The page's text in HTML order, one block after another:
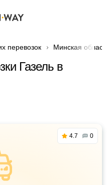
перевозок Минская
Газель в
4.7 0